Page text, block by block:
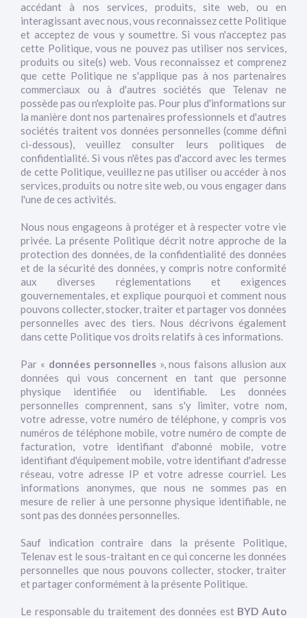
accédant à nos services, produits, site web, ou en
interagissant avec nous, vous reconnaissez cette Politique
et acceptez de vous y soumettre. Si vous n'acceptez pas
cette Politique, vous ne pouvez pas utiliser nos services,
produits ou site(s) web. Vous reconnaissez et comprenez
que cette Politique ne s'applique pas à nos partenaires
commerciaux ou à d'autres sociétés que Telenav ne
possède pas ou n'exploite pas. Pour plus d'informations sur
la manière dont nos partenaires professionnels et d'autres
sociétés traitent vos données personnelles (comme défini
ci-dessous), veuillez consulter leurs politiques de
confidentialité. Si vous n'êtes pas d'accord avec les termes
de cette Politique, veuillez ne pas utiliser ou accéder à nos
services, produits ou notre site web, ou vous engager dans
l'une de ces activités.
Nous nous engageons à protéger et à respecter votre vie
privée. La présente Politique décrit notre approche de la
protection des données, de la confidentialité des données
et de la sécurité des données, y compris notre conformité
aux diverses réglementations et exigences
gouvernementales, et explique pourquoi et comment nous
pouvons collecter, stocker, traiter et partager vos données
personnelles avec des tiers. Nous décrivons également
dans cette Politique vos droits relatifs à ces informations.
Par « données personnelles», nous faisons allusion aux
données qui vous concernent en tant que personne
physique identifiée ou identifiable. Les données
personnelles comprennent, sans s'y limiter, votre nom,
votre adresse, votre numéro de téléphone, y compris vos
numéros de téléphone mobile, votre numéro de compte de
facturation, votre identifiant d'abonné mobile, votre
identifiant d'équipement mobile, votre identifiant d'adresse
réseau, votre adresse IP et votre adresse courriel. Les
informations anonymes, que nous ne sommes pas en
mesure de relier à une personne physique identifiable, ne
sont pas des données personnelles.
Sauf indication contraire dans la présente Politique,
Telenav est le sous-traitant en ce qui concerne les données
personnelles que nous pouvons collecter, stocker, traiter
et partager conformément à la présente Politique.
Le responsable du traitement des données est BYD Auto